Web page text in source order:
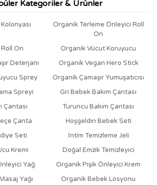
Kategoriler & Ürünler
Organik Terleme Önleyici Roll
On
On
Organik Vücut Koruyucu
Deterjanı
Organik Vegan Hero Stick
Sprey
Organik Çamaşır Yumuşatıcısı
Spreyi
Gri Bebek Bakım Çantası
Çantası
Turuncu Bakım Çantası
Çanta
Hoşgeldin Bebek Seti
Seti
İntim Temizleme Jeli
Kremi
Doğal Emzik Temizleyici
Yağ
Organik Pişik Önleyici Krem
Yağı
Organik Bebek Losyonu